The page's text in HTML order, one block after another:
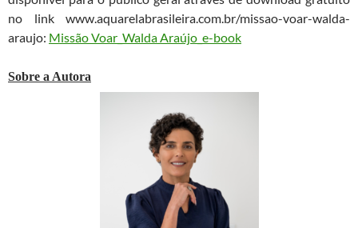
no link www.aquarelabrasileira.com.br/missao-voar-walda-
araujo: Missão Voar_Walda Araújo_e-book
Sobre a Autora